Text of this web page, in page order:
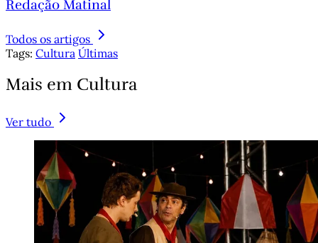
Redação Matinal
Todos os artigos
Tags: Cultura Últimas
Mais em Cultura
Ver tudo